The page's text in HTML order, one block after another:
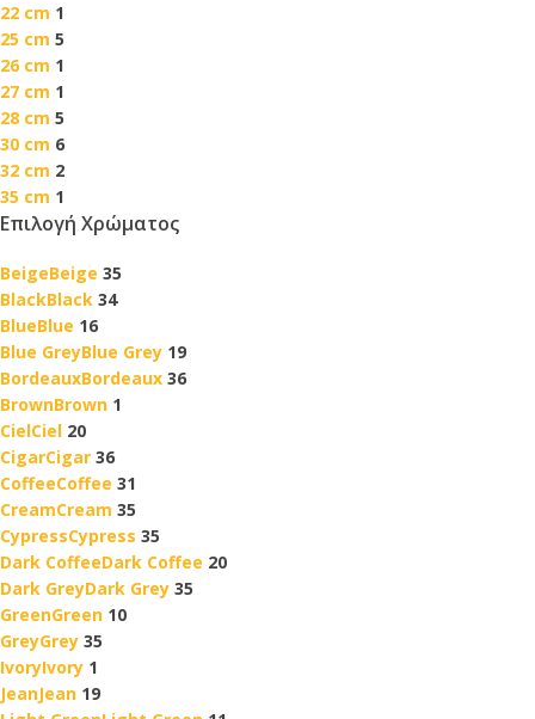
22 cm 1
25 cm 5
26 cm 1
27 cm 1
28 cm 5
30 cm 6
32 cm 2
35 cm 1
Επιλογή Χρώματος
BeigeBeige 35
BlackBlack 34
BlueBlue 16
Blue GreyBlue Grey 19
BordeauxBordeaux 36
BrownBrown 1
CielCiel 20
CigarCigar 36
CoffeeCoffee 31
CreamCream 35
CypressCypress 35
Dark CoffeeDark Coffee 20
Dark GreyDark Grey 35
GreenGreen 10
GreyGrey 35
IvoryIvory 1
JeanJean 19